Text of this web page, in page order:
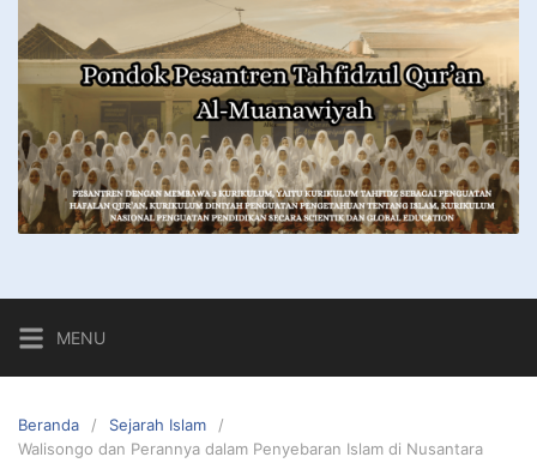
MENU
Beranda
Sejarah Islam
Walisongo dan Perannya dalam Penyebaran Islam di Nusantara